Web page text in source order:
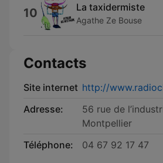
10 La taxidermiste
Agathe Ze Bouse
Contacts
Site internet http://
Adresse:
56 rue de
Montpellier
Téléphone:
04 67 92 17 47